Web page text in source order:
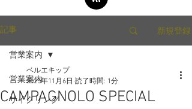
記事 新規登録
営業案内
サイクリング
営業案内
CAMPAGNOLO SPECIAL
ベルエキップ
2025年11月6日 読了時間: 1分